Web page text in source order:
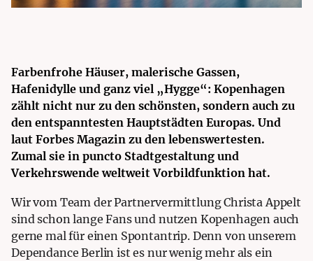
Farbenfrohe Häuser, malerische Gassen,
Hafenidylle und ganz viel „Hygge“: Kopenhagen
zählt nicht nur zu den schönsten, sondern auch zu
den entspanntesten Hauptstädten Europas. Und
laut Forbes Magazin zu den lebenswertesten.
Zumal sie in puncto Stadtgestaltung und
Verkehrswende weltweit Vorbildfunktion hat.
Wir vom Team derPartnervermittlung Christa Appelt
sind schon lange Fans und nutzen Kopenhagen auch
gerne mal für einen Spontantrip. Denn von unserem
Dependance Berlin ist es nur wenig mehr als ein